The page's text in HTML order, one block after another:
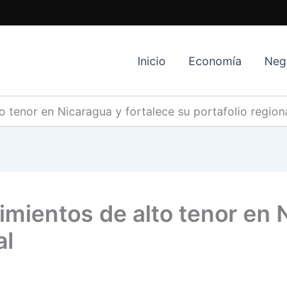
Inicio
Economía
tenor en Nicaragua y fortalece su portafolio
de alto tenor en